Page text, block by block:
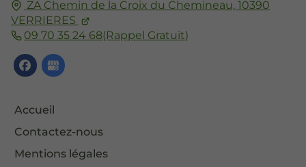
ZA Chemin de la Croix du Chemineau, 10390
VERRIERES
09 70 35 24 68(Rappel Gratuit)
Accueil
Contactez-nous
Mentions légales